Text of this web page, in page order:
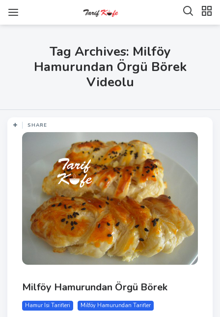
Tag Archives: Milföy
Hamurundan Örgü Börek
Videolu
SHARE
Milföy Hamurundan Örgü Börek
Hamur Isi Tarifleri Milföy Hamurundan Tarifler